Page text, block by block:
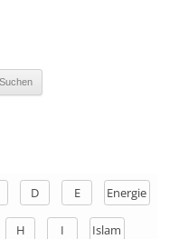
D E Energie
H I Islam